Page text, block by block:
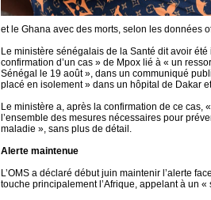
et le Ghana avec des morts, selon les données
Le ministère sénégalais de la Santé dit avoir
confirmation d’un cas » de Mpox lié à « un
Sénégal le 19 août », dans un communiqué
placé en isolement » dans un hôpital de Dakar
Le ministère a, après la confirmation de ce cas,
l’ensemble des mesures nécessaires pour
maladie », sans plus de détail.
Alerte maintenue
L’OMS a déclaré début juin maintenir l’alerte
touche principalement l’Afrique, appelant à un